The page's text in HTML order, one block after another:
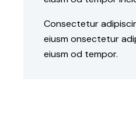
Consectetur
eiusm onsectetur
eiusm od tempor.